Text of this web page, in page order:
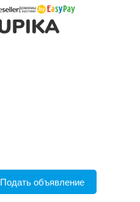
Подать объявление